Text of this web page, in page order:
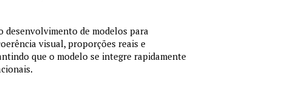
desenvolvimento de modelos para
visual, proporções reais e
que o modelo se integre rapidamente